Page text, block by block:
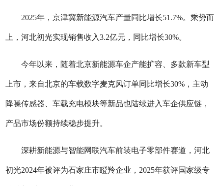
2025年，京津冀新能源汽车产量同比增长51.7%。乘势而
上，河北初光实现销售收入3.2亿元，同比增长30%。
今年以来，随着北京新能源车企产能扩容、多款新车型
上市，来自北京的车载数字麦克风订单同比增长30%，主动
降噪传感器、车载充电模块等新品也陆续进入车企供应链，
产品市场份额持续稳步提升。
深耕新能源与智能网联汽车前装电子零部件赛道，河北
初光2024年被评为石家庄市瞪羚企业，2025年获评国家级专